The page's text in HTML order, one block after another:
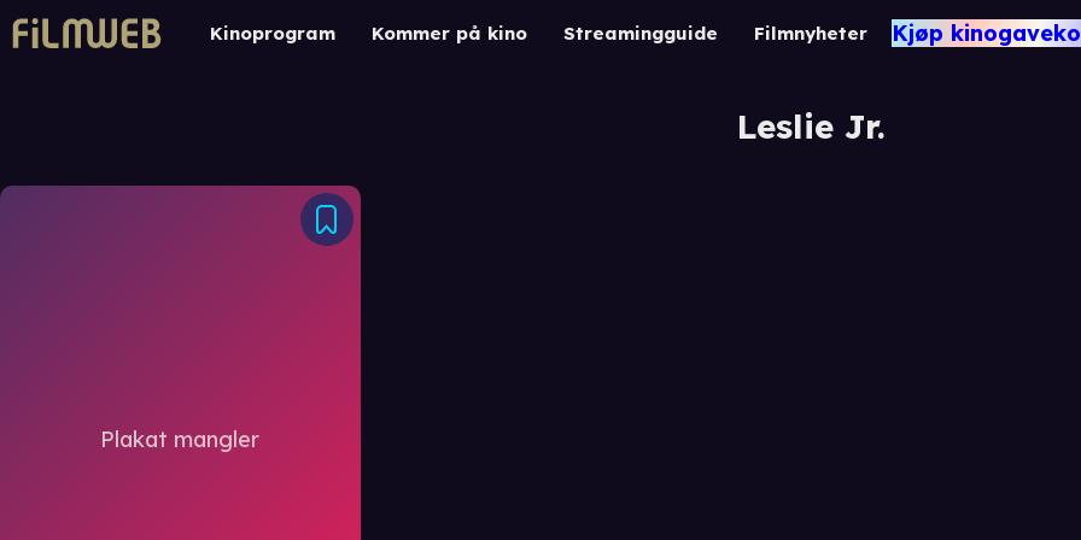
Kinoprogram Kommer på kino Streamingguide Filmnyheter Kjøp
Leslie Jr.